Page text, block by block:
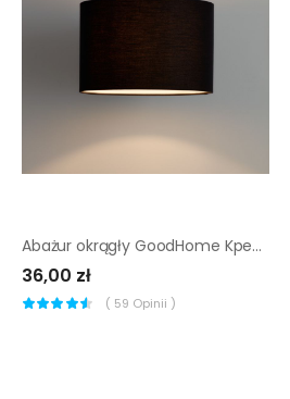
Abażur okrągły GoodHome Kpezin M czarny
36,00 zł
( 59 Opinii )